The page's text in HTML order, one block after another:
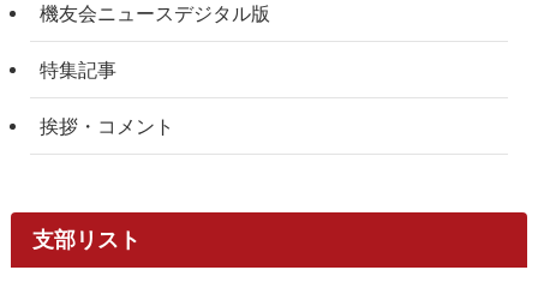
機友会ニュースデジタル版
特集記事
挨拶・コメント
支部リスト